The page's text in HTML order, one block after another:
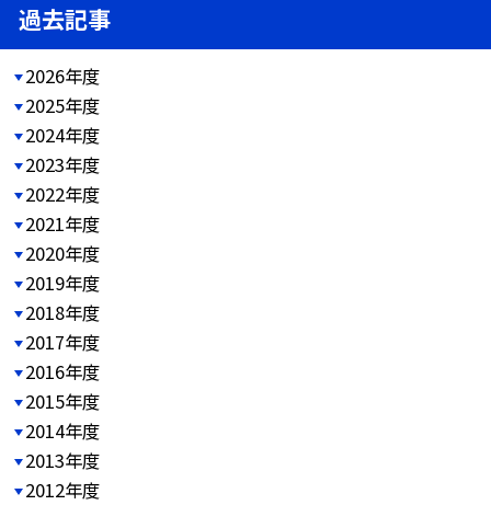
過去記事
2026年度
2025年度
2024年度
2023年度
2022年度
2021年度
2020年度
2019年度
2018年度
2017年度
2016年度
2015年度
2014年度
2013年度
2012年度